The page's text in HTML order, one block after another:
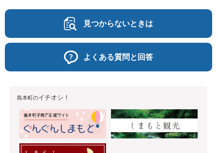
見つからないときは
よくある質問と回答
島本町のイチオシ！